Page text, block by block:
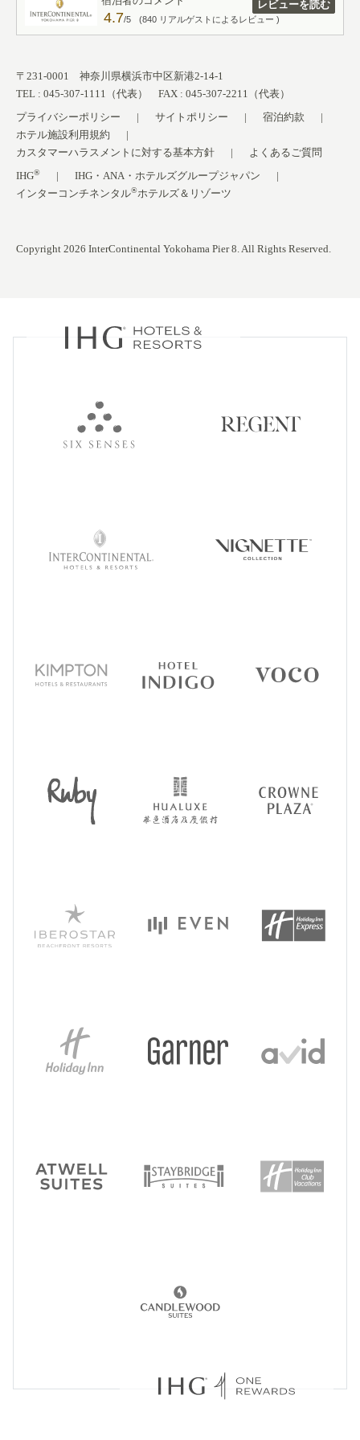
4.7/5 (840 リアルゲストによるレビュー )
レビューを読む
〒231-0001 神奈川県横浜市中区新港2-14-1
TEL : 045-307-1111（代表） FAX : 045-307-2211（代表）
プライバシーポリシー
サイトポリシー
宿泊約款
ホテル施設利用規約
カスタマーハラスメントに対する基本方針
よくあるご質問
IHG®
IHG・ANA・ホテルズグループジャパン
インターコンチネンタル®ホテルズ＆リゾーツ
Copyright 2026 InterContinental Yokohama Pier 8. All Rights Reserved.